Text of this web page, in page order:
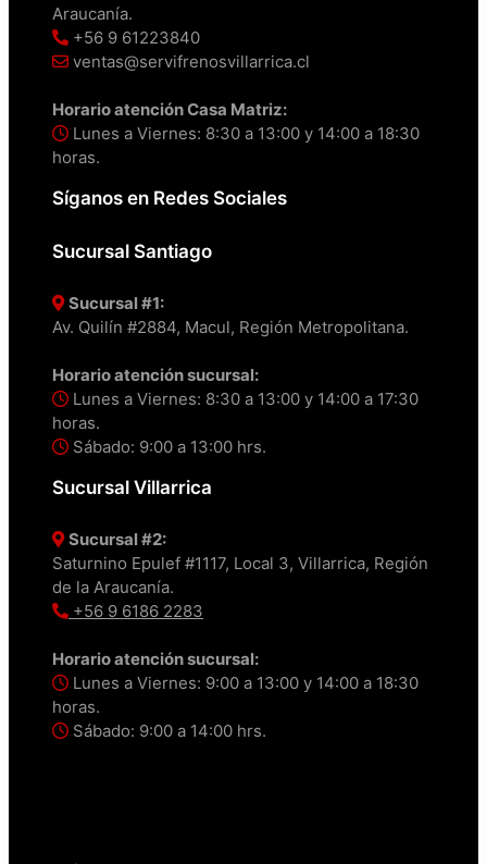
Araucanía.
+56 9 61223840
ventas@servifrenosvillarrica.cl
Horario atención Casa Matriz:
Lunes a Viernes: 8:30 a 13:00 y 14:00 a 18:30
horas.
Síganos en Redes Sociales
Sucursal Santiago
Sucursal #1:
Av. Quilín #2884, Macul, Región Metropolitana.
Horario atención sucursal:
Lunes a Viernes: 8:30 a 13:00 y 14:00 a 17:30
horas.
Sábado: 9:00 a 13:00 hrs.
Sucursal Villarrica
Sucursal #2:
Saturnino Epulef #1117, Local 3, Villarrica, Región
de la Araucanía.
+56 9 6186 2283
Horario atención sucursal:
Lunes a Viernes: 9:00 a 13:00 y 14:00 a 18:30
horas.
Sábado: 9:00 a 14:00 hrs.